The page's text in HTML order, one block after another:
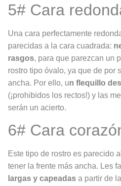
5# Cara
Una cara perfectamente
parecidas a la cara cuadrada:
rasgos, para que parezcan un
rostro tipo óvalo, ya que de por
ancha. Por ello, un flequillo
(¡prohibidos los rectos!) y las
serán un acierto.
6# Cara
Este tipo de rostro es parecido
tener la frente más ancha. Les
largas y capeadas a partir de